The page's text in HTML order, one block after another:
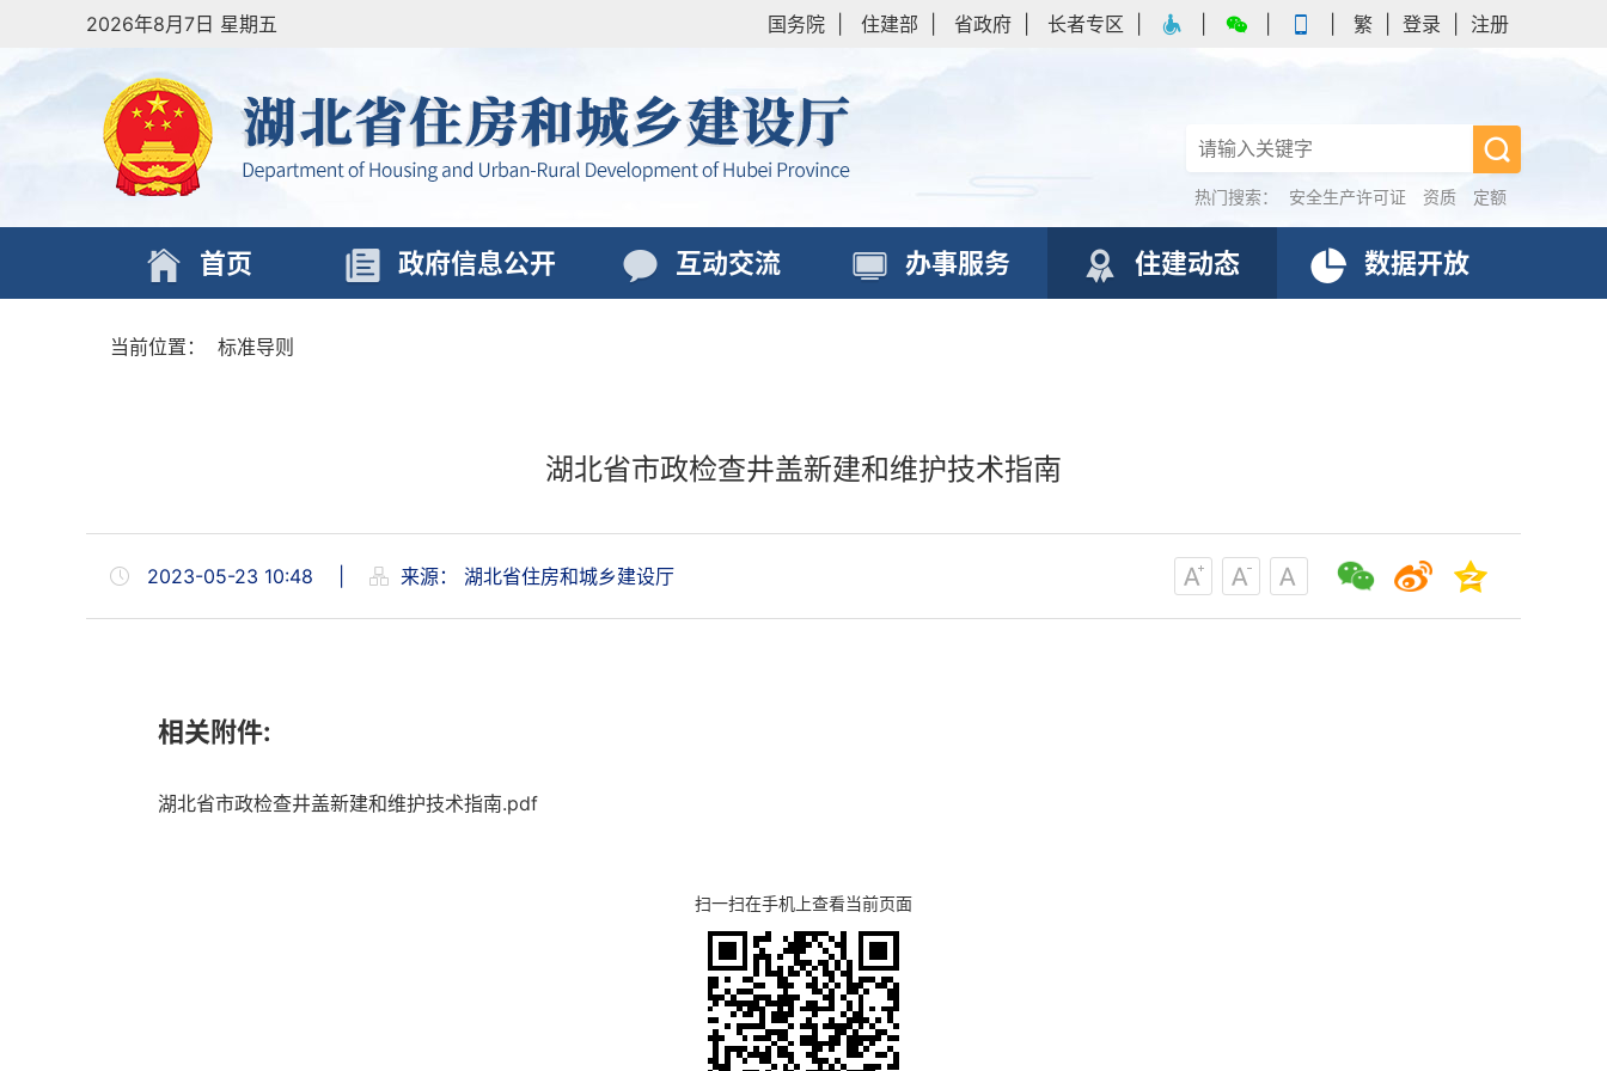
2026年8月7日 星期五 国务院 住建部 省政府 长者专区 繁 登录 注册
热门搜索： 安全生产许可证 资质 定额
首页 政府信息公开 互动交流 办事服务 住建动态 数据开放
当前位置： 标准导则
湖北省市政检查井盖新建和维护技术指南
2023-05-23 10:48 来源： 湖北省住房和城乡建设厅
相关附件:
湖北省市政检查井盖新建和维护技术指南.pdf
扫一扫在手机上查看当前页面